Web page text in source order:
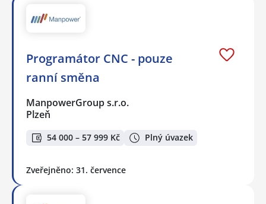
Programátor CNC - pouze
ranní směna
ManpowerGroup s.r.o.
Plzeň
54 000 – 57 999 Kč Plný úvazek
Zveřejněno: 31. července